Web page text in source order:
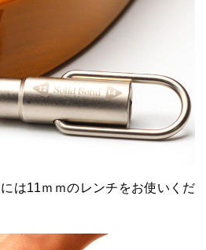
は11ｍｍのレンチをお使いくだ